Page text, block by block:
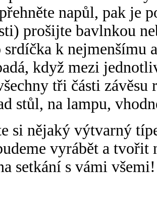
napůl, pak je
prošijte bavlnkou
k nejmenšímu
když mezi
tři části
stůl, na lampu,
si nějaký výtvarný
vyrábět a
setkání s vámi všemi!